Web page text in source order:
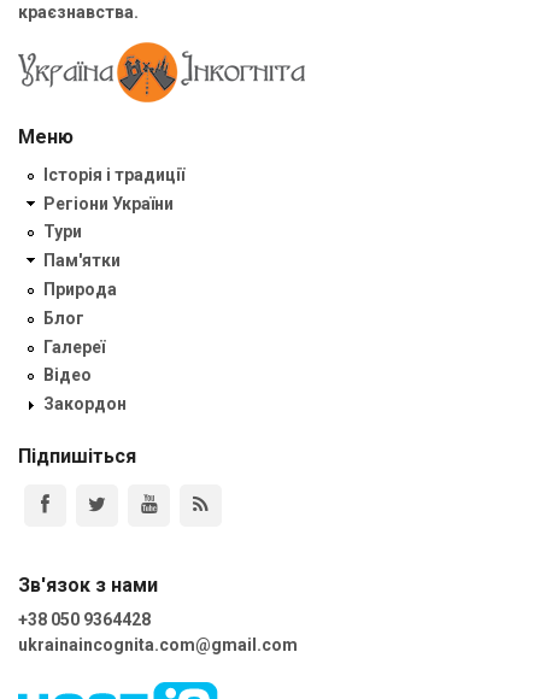
краєзнавства.
Меню
Історія і традиції
Регіони України
Тури
Пам'ятки
Природа
Блог
Галереї
Відео
Закордон
Підпишіться
Зв'язок з нами
+38 050 9364428
ukrainaincognita.com@gmail.com